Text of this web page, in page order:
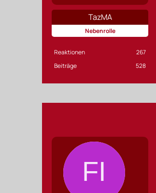
TazMA
Nebenrolle
Reaktionen
267
Beiträge
528